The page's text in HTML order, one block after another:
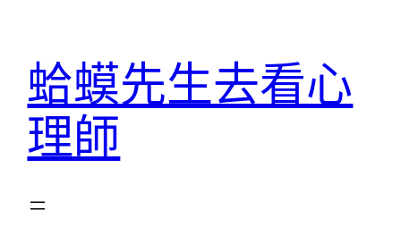
蛤蟆先生去看心
理師